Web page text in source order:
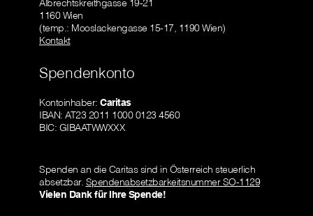
Albrechtskreithgasse 19-21
1160 Wien
(temp.: Mooslackengasse 15-17, 1190 Wien)
Kontakt
Spendenkonto
Kontoinhaber: Caritas
IBAN: AT23 2011 1000 0123 4560
BIC: GIBAATWWXXX
Spenden an die Caritas sind in Österreich steuerlich
absetzbar. Spendenabsetzbarkeitsnummer SO-1129
Vielen Dank für Ihre Spende!